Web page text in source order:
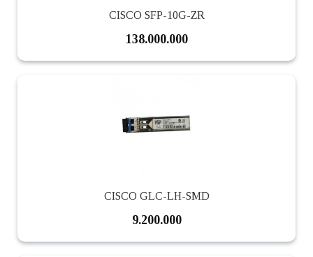
CISCO SFP-10G-ZR
138.000.000
CISCO GLC-LH-SMD
9.200.000